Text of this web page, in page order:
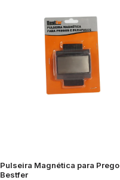
Pulseira Magnética para Prego
Bestfer